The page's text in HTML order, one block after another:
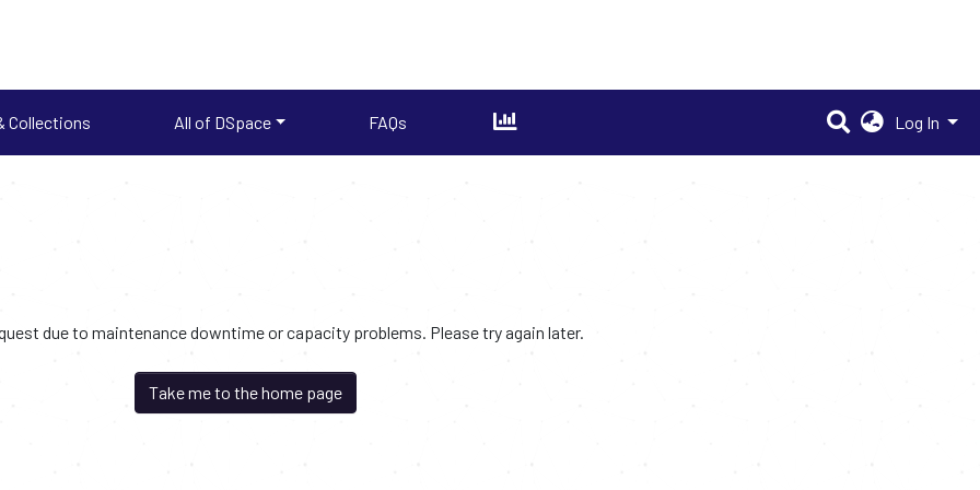
Collections All of DSpace FAQs Log In
due to maintenance downtime or capacity problems. Please try again later.
Take me to the home page